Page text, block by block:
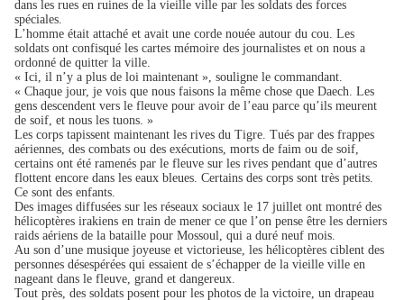
dans les rues en ruines de la vieille ville par les soldats des forces
spéciales.
L’homme était attaché et avait une corde nouée autour du cou. Les
soldats ont confisqué les cartes mémoire des journalistes et on nous a
ordonné de quitter la ville.
« Ici, il n’y a plus de loi maintenant », souligne le commandant.
« Chaque jour, je vois que nous faisons la même chose que Daech. Les
gens descendent vers le fleuve pour avoir de l’eau parce qu’ils meurent
de soif, et nous les tuons. »
Les corps tapissent maintenant les rives du Tigre. Tués par des frappes
aériennes, des combats ou des exécutions, morts de faim ou de soif,
certains ont été ramenés par le fleuve sur les rives pendant que d’autres
flottent encore dans les eaux bleues. Certains des corps sont très petits.
Ce sont des enfants.
Des images diffusées sur les réseaux sociaux le 17 juillet ont montré des
hélicoptères irakiens en train de mener ce que l’on pense être les derniers
raids aériens de la bataille pour Mossoul, qui a duré neuf mois.
Au son d’une musique joyeuse et victorieuse, les hélicoptères ciblent des
personnes désespérées qui essaient de s’échapper de la vieille ville en
nageant dans le fleuve, grand et dangereux.
Tout près, des soldats posent pour les photos de la victoire, un drapeau